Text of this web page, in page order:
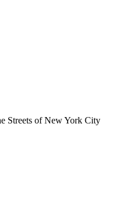
Streets of New York City